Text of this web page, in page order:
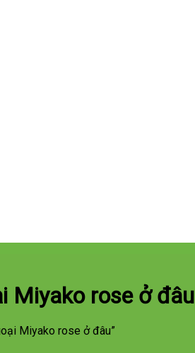
Miyako rose ở đâu
Miyako rose ở đâu”